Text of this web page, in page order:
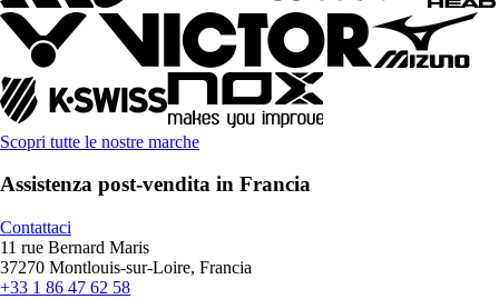
Scopri tutte le nostre marche
Assistenza post-vendita in Francia
Contattaci
11 rue Bernard Maris
37270 Montlouis-sur-Loire, Francia
+33 1 86 47 62 58